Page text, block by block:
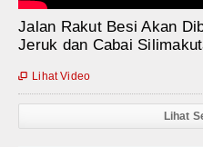
Jalan Rakut Besi Akan
Jeruk dan Cabai
 Lihat Video
Lihat